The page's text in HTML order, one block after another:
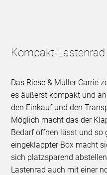
Kompakt-
Das Riese & Müller Carrie
es äußerst kompakt und
den Einkauf und den
Möglich macht das der
Bedarf öffnen lässt und so
eingeklappter Box macht
sich platzsparend
Lastenrad auch mit einer